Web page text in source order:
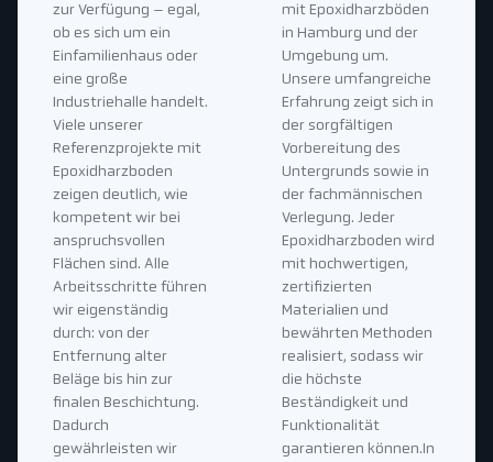
mit Epoxidharzböden
in Hamburg und der
Umgebung um.
Unsere umfangreiche
Erfahrung zeigt sich in
der sorgfältigen
Vorbereitung des
Untergrunds sowie in
der fachmännischen
Verlegung. Jeder
Epoxidharzboden wird
mit hochwertigen,
zertifizierten
Materialien und
bewährten Methoden
realisiert, sodass wir
die höchste
Beständigkeit und
Funktionalität
garantieren können.In
zur Verfügung – egal,
ob es sich um ein
Einfamilienhaus oder
eine große
Industriehalle handelt.
Viele unserer
Referenzprojekte mit
Epoxidharzboden
zeigen deutlich, wie
kompetent wir bei
anspruchsvollen
Flächen sind. Alle
Arbeitsschritte führen
wir eigenständig
durch: von der
Entfernung alter
Beläge bis hin zur
finalen Beschichtung.
Dadurch
gewährleisten wir